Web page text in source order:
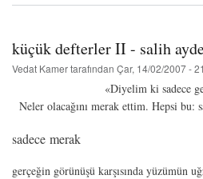
macit
küçük defterler II - salih
Vedat Kamertarafından Çar, 14/02/2007 -
«Diyelim ki sadece
Neler olacağını merak ettim. Hepsi
sadece merak
gerçeğin görünüşü karşısında yüzümün